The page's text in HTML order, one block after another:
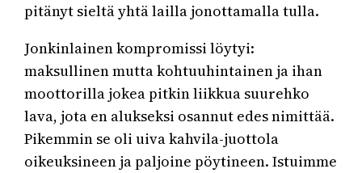
pitänyt sieltä yhtä lailla jonottamalla tulla.
Jonkinlainen kompromissi löytyi:
maksullinen mutta kohtuuhintainen ja ihan
moottorilla jokea pitkin liikkua suurehko
lava, jota en alukseksi osannut edes nimittää.
Pikemmin se oli uiva kahvila-juottola
oikeuksineen ja paljoine pöytineen. Istuimme